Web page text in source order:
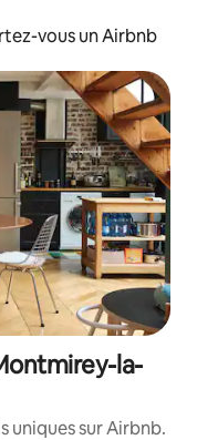
vous un Airbnb
la-
uniques sur Airbnb.